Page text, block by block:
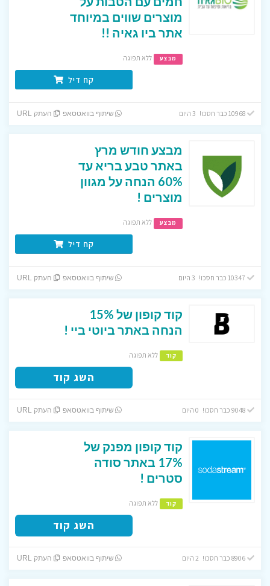
מוצרים שווים במיוחד
אתר ביו גאיה !!
מבצע ללא תפוגה
קח דיל
10968 כבר חסכו! 3 היום שיתוף בוואטסאפ העתק URL
מבצע חודש מרץ
באתר טבע בריא עד
60% הנחה על מגוון
מוצרים !
מבצע ללא תפוגה
קח דיל
שיתוף בוואטסאפ העתק URL
קוד קופון של 15%
הנחה באתר ביוטי ביי !
קוד ללא תפוגה
השג קוד
9048 כבר חסכו! 0 היום שיתוף בוואטסאפ העתק URL
קוד קופון מפנק של
17% באתר סודה
סטרים !
קוד ללא תפוגה
השג קוד
8906 כבר חסכו! 2 היום שיתוף בוואטסאפ העתק URL